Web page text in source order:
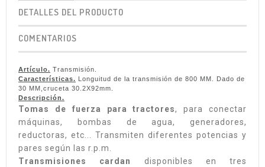
DETALLES DEL PRODUCTO
COMENTARIOS
Artículo. Transmisión.
Características. Longuitud de la transmisión de 800 MM. Dado de
30 MM,cruceta 30.2X92mm.
Descripción.
Tomas de fuerza para tractores, para conectar
máquinas, bombas de agua, generadores,
reductoras, etc... Transmiten diferentes potencias y
pares según las r.p.m.
Transmisiones cardan
disponibles en tres